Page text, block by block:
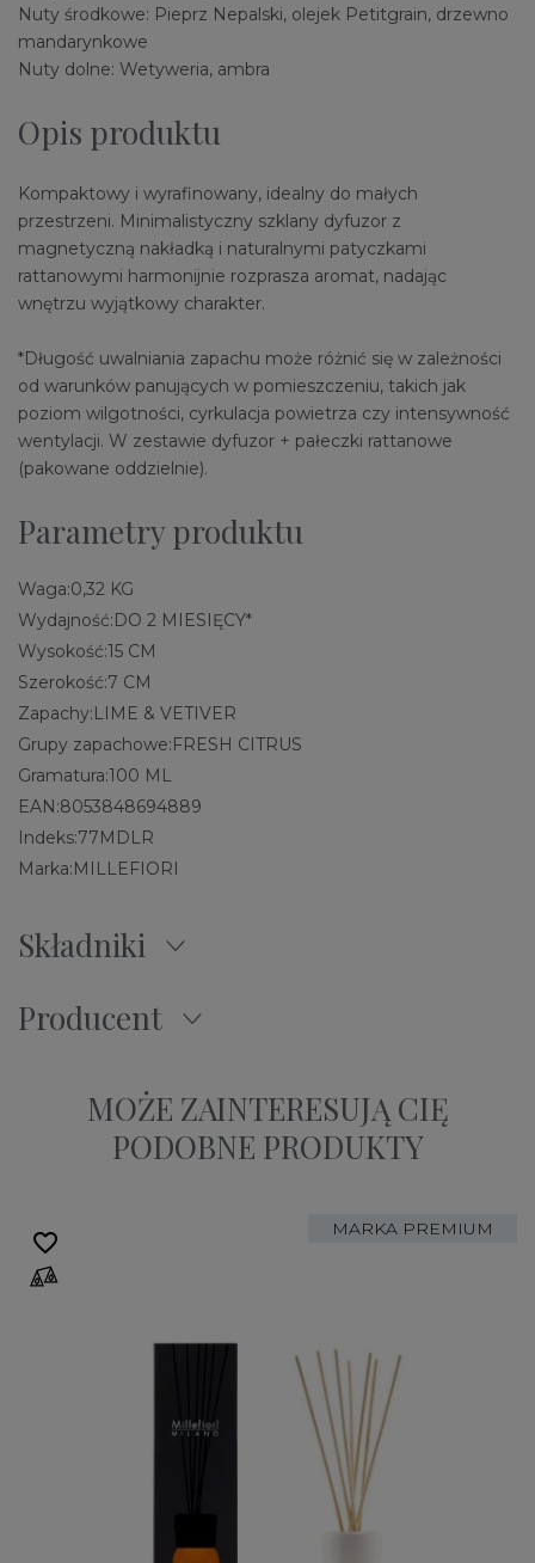
Nuty środkowe: Pieprz Nepalski, olejek Petitgrain, drzewno
mandarynkowe
Nuty dolne: Wetyweria, ambra
Opis produktu
Kompaktowy i wyrafinowany, idealny do małych
przestrzeni. Minimalistyczny szklany dyfuzor z
magnetyczną nakładką i naturalnymi patyczkami
rattanowymi harmonijnie rozprasza aromat, nadając
wnętrzu wyjątkowy charakter.
*Długość uwalniania zapachu może różnić się w zależności
od warunków panujących w pomieszczeniu, takich jak
poziom wilgotności, cyrkulacja powietrza czy intensywność
wentylacji. W zestawie dyfuzor + pałeczki rattanowe
(pakowane oddzielnie).
Parametry produktu
Waga:0,32 KG
Wydajność:DO 2 MIESIĘCY*
Wysokość:15 CM
Szerokość:7 CM
Zapachy:LIME & VETIVER
Grupy zapachowe:FRESH CITRUS
Gramatura:100 ML
EAN:8053848694889
Indeks:77MDLR
Marka:MILLEFIORI
Składniki
Producent
MOŻE ZAINTERESUJĄ CIĘ
PODOBNE PRODUKTY
MARKA PREMIUM
favorite_border